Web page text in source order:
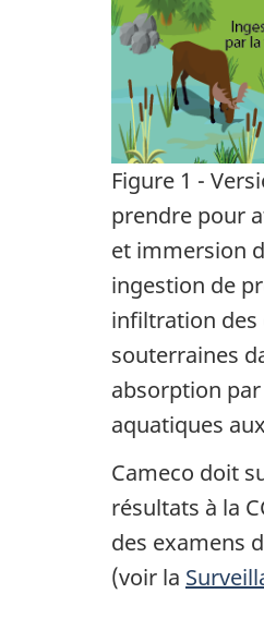
Figure 1 -
prendre pour
et immersion
ingestion de
infiltration des
souterraines
absorption
aquatiques
Cameco doit
résultats à la
des examens
(voir la